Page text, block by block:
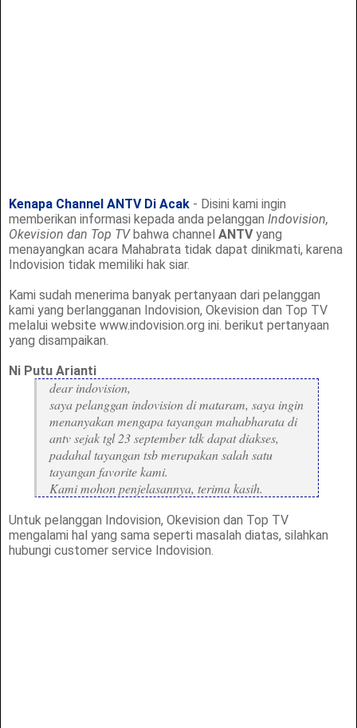
Kenapa Channel ANTV Di Acak - Disini kami ingin
memberikan informasi kepada anda pelangganIndovision,
Okevision dan Top TVbahwa channelANTVyang
menayangkan acara Mahabrata tidak dapat dinikmati, karena
Indovision tidak memiliki hak siar.
Kami sudah menerima banyak pertanyaan dari pelanggan
kami yang berlangganan Indovision, Okevision dan Top TV
melalui website www.indovision.org ini. berikut pertanyaan
yang disampaikan.
Ni Putu Arianti
dear indovision,
saya pelanggan indovision di mataram, saya ingin
menanyakan mengapa tayangan mahabharata di
antv sejak tgl 23 september tdk dapat diakses,
padahal tayangan tsb merupakan salah satu
tayangan favorite kami.
Kami mohon penjelasannya, terima kasih.
Untuk pelanggan Indovision, Okevision dan Top TV
mengalami hal yang sama seperti masalah diatas, silahkan
hubungi customer service Indovision.